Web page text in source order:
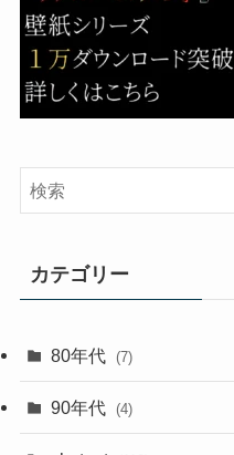
カテゴリー
80年代 (7)
90年代 (4)